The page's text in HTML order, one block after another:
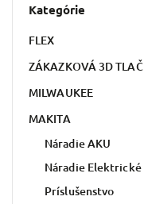
Kategórie
FLEX
ZÁKAZKOVÁ 3D TLAČ
MILWAUKEE
MAKITA
Náradie AKU
Náradie Elektrické
Príslušenstvo